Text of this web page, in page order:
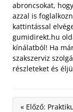
abroncsokat,
azzal is
kattintással
gumidirekt.hu
kínálatból! Ha
szakszerviz
részleteket és
« Előző: